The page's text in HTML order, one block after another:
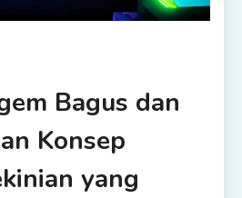
Bagus dan
Konsep
yang